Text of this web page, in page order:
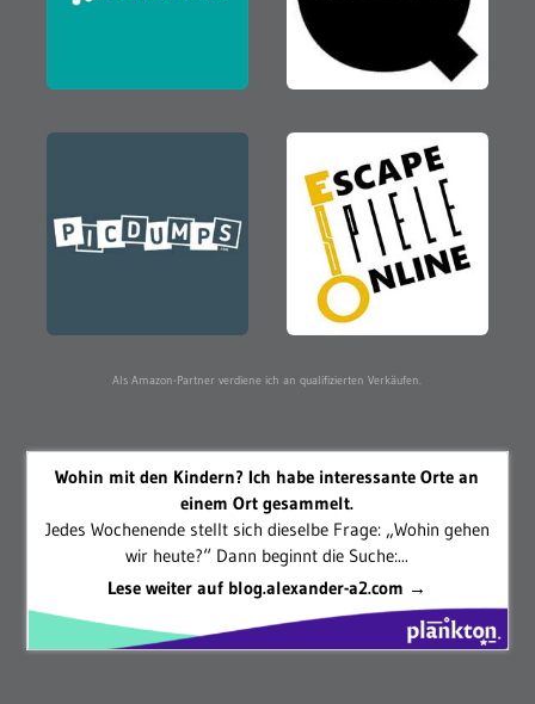
Als Amazon-Partner verdiene ich an qualifizierten Verkäufen.
Wohin mit den Kindern? Ich habe interessante Orte an
einem Ort gesammelt.
Jedes Wochenende stellt sich dieselbe Frage: „Wohin gehen
wir heute?“ Dann beginnt die Suche:...
Lese weiter auf blog.alexander-a2.com →